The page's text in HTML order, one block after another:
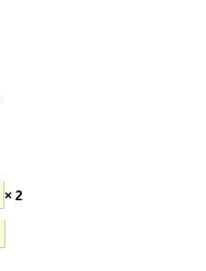
× 2